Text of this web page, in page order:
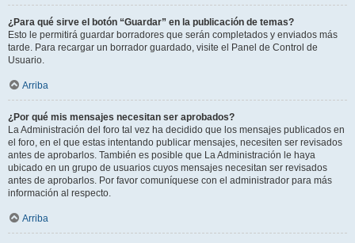
¿Para qué sirve el botón “Guardar” en la publicación de temas?
Esto le permitirá guardar borradores que serán completados y enviados más
tarde. Para recargar un borrador guardado, visite el Panel de Control de
Usuario.
Arriba
¿Por qué mis mensajes necesitan ser aprobados?
La Administración del foro tal vez ha decidido que los mensajes publicados en
el foro, en el que estas intentando publicar mensajes, necesiten ser revisados
antes de aprobarlos. También es posible que La Administración le haya
ubicado en un grupo de usuarios cuyos mensajes necesitan ser revisados
antes de aprobarlos. Por favor comuníquese con el administrador para más
información al respecto.
Arriba